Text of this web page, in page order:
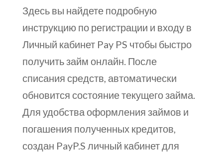
Здесь вы найдете подробную
инструкцию по регистрации и входу в
Личный кабинет Pay PS чтобы быстро
получить займ онлайн. После
списания средств, автоматически
обновится состояние текущего займа.
Для удобства оформления займов и
погашения полученных кредитов,
создан PayP.S личный кабинет для